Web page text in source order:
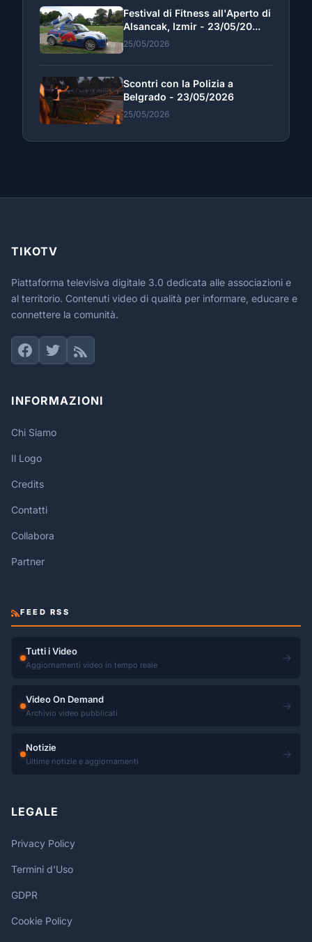
Festival di Fitness all'Aperto di
Alsancak, Izmir - 23/05/20...
25/05/2026
Scontri con la Polizia a
Belgrado - 23/05/2026
25/05/2026
TIKOTV
Piattaforma televisiva digitale 3.0 dedicata alle associazioni e
al territorio. Contenuti video di qualità per informare, educare e
connettere la comunità.
INFORMAZIONI
Chi Siamo
Il Logo
Credits
Contatti
Collabora
Partner
FEED RSS
Tutti i Video
Aggiornamenti video in tempo reale
→
Video On Demand
Archivio video pubblicati
→
Notizie
Ultime notizie e aggiornamenti
→
LEGALE
Privacy Policy
Termini d'Uso
GDPR
Cookie Policy